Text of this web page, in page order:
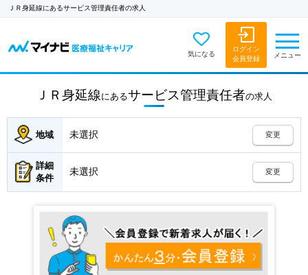
ＪＲ身延線にあるサービス管理責任者の求人
気になる
ログイン
会員登録
メニュー
ＪＲ身延線 にあるサービス管理責任者の求人
地域 未選択 変更
詳細
条件
未選択 変更